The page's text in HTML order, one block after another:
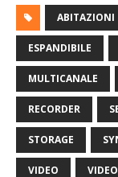
ABITAZIONI
ESPANDIBILE
MULTICANALE
RECORDER
STORAGE
VIDEO